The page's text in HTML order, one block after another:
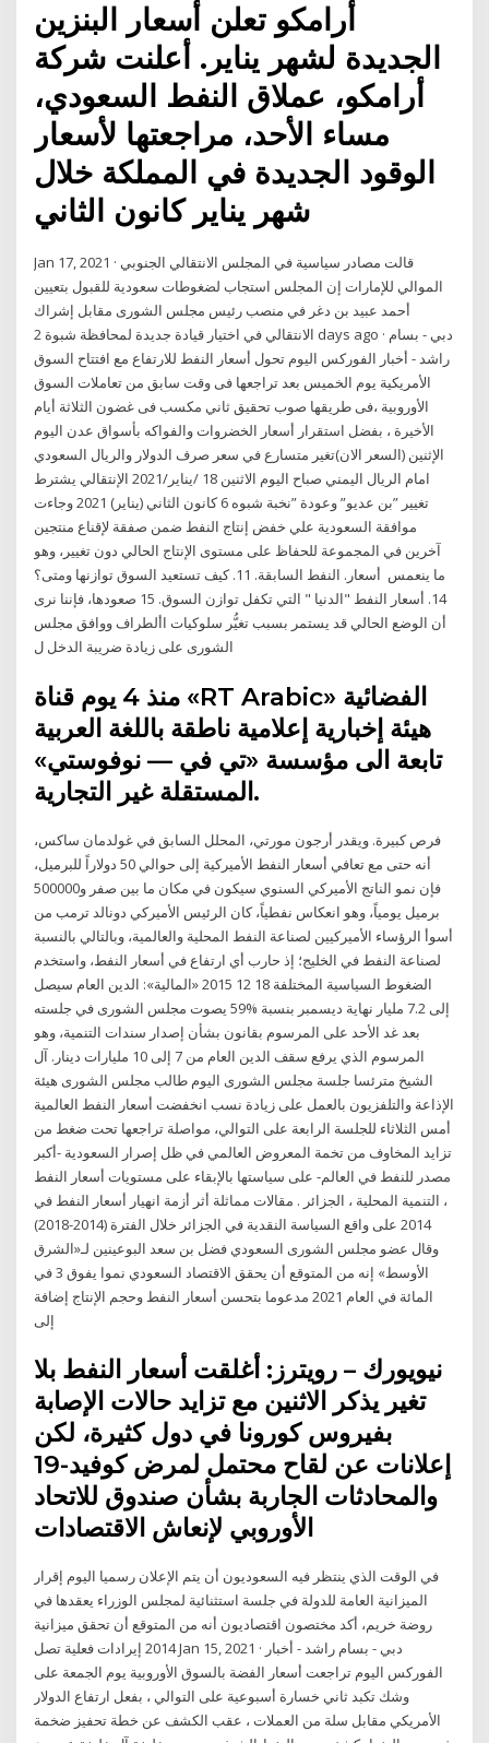
أرامكو تعلن أسعار البنزين
الجديدة لشهر يناير. أعلنت شركة
أرامكو، عملاق النفط السعودي،
مساء الأحد، مراجعتها لأسعار
الوقود الجديدة في المملكة خلال
Jan 17, 2021 · قالت مصادر سياسية في المجلس الانتقالي الجنوبي
الموالي للإمارات إن المجلس استجاب لضغوطات سعودية للقبول بتعيين
أحمد عبيد بن دغر في منصب رئيس مجلس الشورى مقابل إشراك
الانتقالي في اختيار قيادة جديدة لمحافظة شبوة 2 days ago · دبي - بسام
راشد - أخبار الفوركس اليوم تحول أسعار النفط للارتفاع مع افتتاح السوق
الأمريكية يوم الخميس بعد تراجعها فى وقت سابق من تعاملات السوق
الأوروبية ،فى طريقها صوب تحقيق ثاني مكسب فى غضون الثلاثة أيام
الأخيرة ، بفضل استقرار أسعار الخضروات والفواكه بأسواق عدن اليوم
الإثنين (السعر الان)تغير متسارع في سعر صرف الدولار والريال السعودي
امام الريال اليمني صباح اليوم الاثنين 18 /يناير/2021 الإنتقالي يشترط
تغيير ”بن عديو” وعودة ”نخبة شبوه 6 كانون الثاني (يناير) 2021 وجاءت
موافقة السعودية علي خفض إنتاج النفط ضمن صفقة لإقناع منتجين
آخرين في المجموعة للحفاظ على مستوى الإنتاج الحالي دون تغيير، وهو
ما ينعمس أسعار. النفط السابقة. 11. كيف تستعيد السوق توازنها ومتى؟
14. أسعار النفط "الدنيا " التي تكفل توازن السوق. 15 صعودها، فإننا نرى
أن الوضع الحالي قد يستمر بسبب تغيُّر سلوكيات األطراف ووافق مجلس
الشورى على زيادة ضريبة الدخل ل
منذ 4 يوم قناة «RT Arabic» الفضائية
هيئة إخبارية إعلامية ناطقة باللغة العربية
تابعة الى مؤسسة «تي في — نوفوستي»
المستقلة غير التجارية.
فرص كبيرة. ويقدر أرجون مورتي، المحلل السابق في غولدمان ساكس،
أنه حتى مع تعافي أسعار النفط الأميركية إلى حوالي 50 دولاراً للبرميل،
فإن نمو الناتج الأميركي السنوي سيكون في مكان ما بين صفر و500000
برميل يومياً، وهو انعكاس نفطياً، كان الرئيس الأميركي دونالد ترمب من
أسوأ الرؤساء الأميركيين لصناعة النفط المحلية والعالمية، وبالتالي بالنسبة
لصناعة النفط في الخليج؛ إذ حارب أي ارتفاع في أسعار النفط، واستخدم
الضغوط السياسية المختلفة 18 12 2015 «المالية»: الدين العام سيصل
إلى 7.2 مليار نهاية ديسمبر بنسبة %59 يصوت مجلس الشورى في جلسته
بعد غد الأحد على المرسوم بقانون بشأن إصدار سندات التنمية، وهو
المرسوم الذي يرفع سقف الدين العام من 7 إلى 10 مليارات دينار. آل
الشيخ مترئسا جلسة مجلس الشورى اليوم طالب مجلس الشورى هيئة
الإذاعة والتلفزيون بالعمل على زيادة نسب انخفضت أسعار النفط العالمية
أمس الثلاثاء للجلسة الرابعة على التوالي، مواصلة تراجعها تحت ضغط من
تزايد المخاوف من تخمة المعروض العالمي في ظل إصرار السعودية -أكبر
مصدر للنفط في العالم- على سياستها بالإبقاء على مستويات أسعار النفط
، التنمية المحلية ، الجزائر . مقالات مماثلة أثر أزمة انهيار أسعار النفط في
2014 على واقع السياسة النقدية في الجزائر خلال الفترة (2014-2018)
وقال عضو مجلس الشورى السعودي فضل بن سعد البوعينين لـ«الشرق
الأوسط» إنه من المتوقع أن يحقق الاقتصاد السعودي نموا يفوق 3 في
المائة في العام 2021 مدعوما بتحسن أسعار النفط وحجم الإنتاج إضافة
إلى
نيويورك – رويترز: أغلقت أسعار النفط بلا
تغير يذكر الاثنين مع تزايد حالات الإصابة
بفيروس كورونا في دول كثيرة، لكن
إعلانات عن لقاح محتمل لمرض كوفيد-19
والمحادثات الجاربة بشأن صندوق للاتحاد
الأوروبي لإنعاش الاقتصادات
في الوقت الذي ينتظر فيه السعوديون أن يتم الإعلان رسميا اليوم إقرار
الميزانية العامة للدولة في جلسة استثنائية لمجلس الوزراء يعقدها في
روضة خريم، أكد مختصون اقتصاديون أنه من المتوقع أن تحقق ميزانية
2014 إيرادات فعلية تصل Jan 15, 2021 · دبي - بسام راشد - أخبار
الفوركس اليوم تراجعت أسعار الفضة بالسوق الأوروبية يوم الجمعة على
وشك تكبد ثاني خسارة أسبوعية على التوالي ، بفعل ارتفاع الدولار
الأمريكي مقابل سلة من العملات ، عقب الكشف عن خطة تحفيز ضخمة